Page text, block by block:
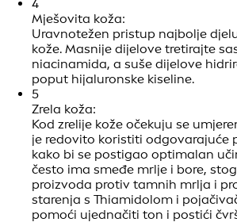
4
Mješovita koža:
Uravnotežen pristup najbolje
kože. Masnije dijelove tretirajte
niacinamida, a suše dijelove
poput hijaluronske kiseline.
5
Zrela koža:
Kod zrelije kože očekuju se
je redovito koristiti odgovarajuće
kako bi se postigao optimalan
često ima smeđe mrlje i bore,
proizvoda protiv tamnih mrlja i
starenja s Thiamidolom i
pomoći ujednačiti ton i postići